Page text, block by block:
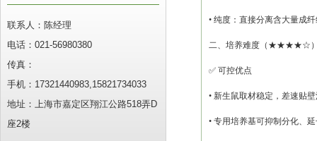
联系人：陈经理
电话：021-56980380
传真：
手机：17321440983,15821734033
地址：上海市嘉定区翔江公路518弄D
座2楼
• 纯度：直接分离含大量成
二、培养难度（ ★★★★☆
✅ 可控优点
• 新生鼠取材稳定，差速贴
• 专用培养基可抑制分化、